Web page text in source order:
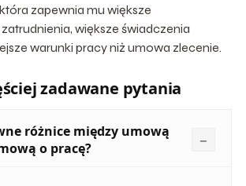
zapewnia mu większe
większe świadczenia
warunki pracy niż umowa zlecenie.
zadawane pytania
różnice między umową
o pracę?